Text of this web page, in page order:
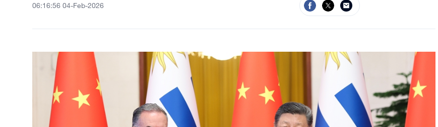
06:16:56 04-Feb-2026